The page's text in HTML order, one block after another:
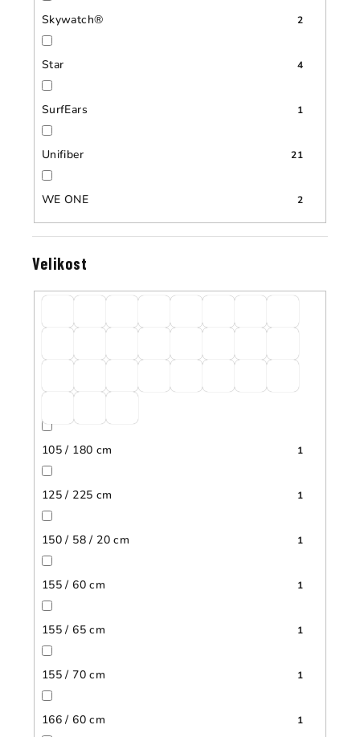
Skywatch® 2
Star 4
SurfEars 1
Unifiber 21
WE ONE 2
Velikost
105 / 180 cm 1
125 / 225 cm 1
150 / 58 / 20 cm 1
155 / 60 cm 1
155 / 65 cm 1
155 / 70 cm 1
166 / 60 cm 1